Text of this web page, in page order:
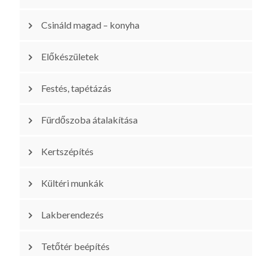
Csináld magad – konyha
Előkészületek
Festés, tapétázás
Fürdőszoba átalakítása
Kertszépítés
Kültéri munkák
Lakberendezés
Tetőtér beépítés